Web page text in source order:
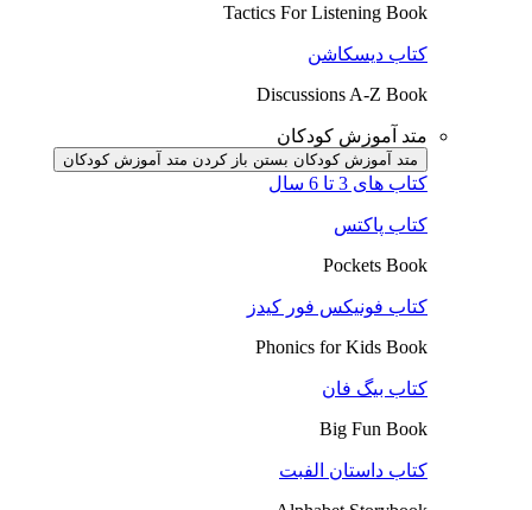
Tactics For Listening Book
کتاب دیسکاشن
Discussions A-Z Book
متد آموزش کودکان
متد آموزش کودکان بستن باز کردن متد آموزش کودکان
کتاب های 3 تا 6 سال
کتاب پاکتس
Pockets Book
کتاب فونیکس فور کیدز
Phonics for Kids Book
کتاب بیگ فان
Big Fun Book
کتاب داستان الفبت